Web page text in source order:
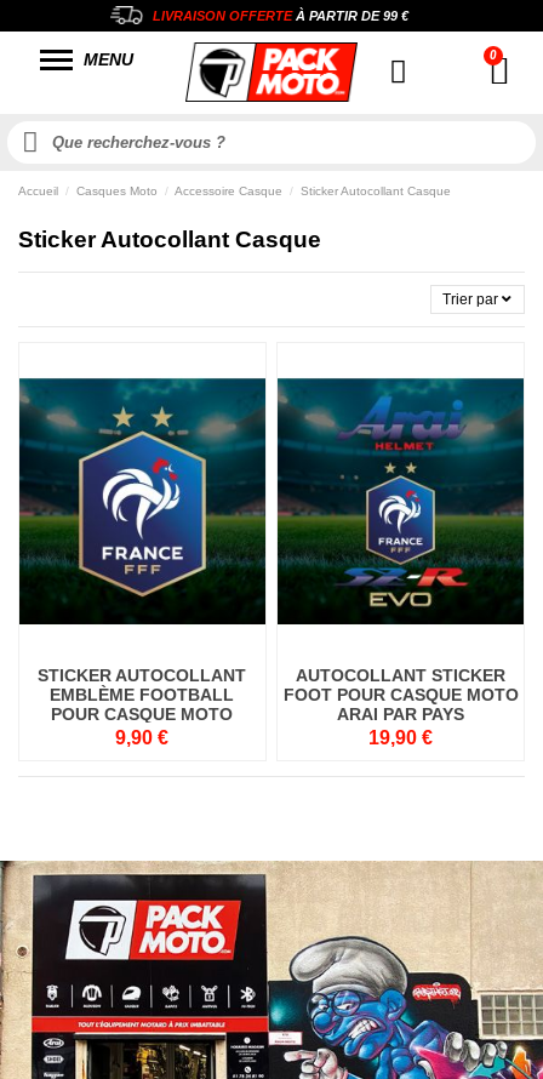
LIVRAISON OFFERTEÀ PARTIR DE99 €
MENU
Accueil Casques Moto Accessoire Casque Sticker Autocollant Casque
Sticker Autocollant Casque
Trier par
STICKER AUTOCOLLANT
EMBLÈME FOOTBALL
POUR CASQUE MOTO
9,90 €
AUTOCOLLANT STICKER
FOOT POUR CASQUE MOTO
ARAI PAR PAYS
19,90 €